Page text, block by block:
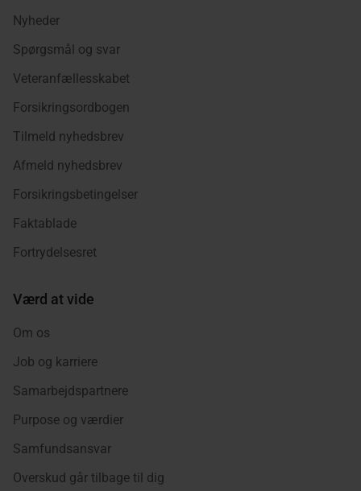
Nyheder
Spørgsmål og svar
Veteranfællesskabet
Forsikringsordbogen
Tilmeld nyhedsbrev
Afmeld nyhedsbrev
Forsikringsbetingelser
Faktablade
Fortrydelsesret
Værd at vide
Om os
Job og karriere
Samarbejdspartnere
Purpose og værdier
Samfundsansvar
Overskud går tilbage til dig